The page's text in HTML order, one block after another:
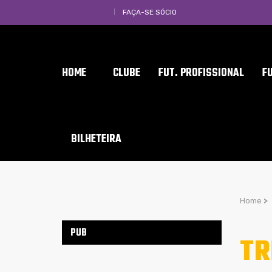
FAÇA-SE SÓCIO
HOME CLUBE FUT. PROFISSIONAL
BILHETEIRA
Home >
PUB